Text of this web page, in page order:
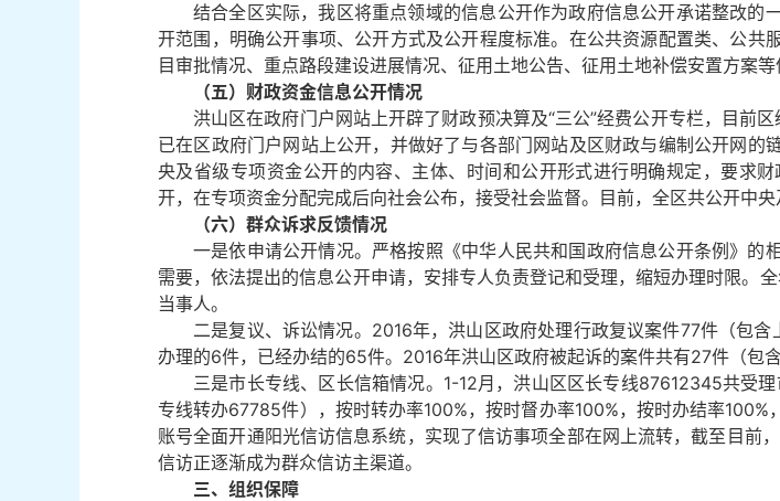
结合全区实际，我区将重点领域的信息公开作为政府信息公开承诺整改
开范围，明确公开事项、公开方式及公开程度标准。在公共资源配置类、公
目审批情况、重点路段建设进展情况、征用土地公告、征用土地补偿安置方案等
（五）财政资金信息公开情况
洪山区在政府门户网站上开辟了财政预决算及“三公”经费公开专栏，目前
已在区政府门户网站上公开，并做好了与各部门网站及区财政与编制公开网
央及省级专项资金公开的内容、主体、时间和公开形式进行明确规定，要求
开，在专项资金分配完成后向社会公布，接受社会监督。目前，全区共公开中
（六）群众诉求反馈情况
一是依申请公开情况。严格按照《中华人民共和国政府信息公开条例》
需要，依法提出的信息公开申请，安排专人负责登记和受理，缩短办理时限。
当事人。
二是复议、诉讼情况。2016年，洪山区政府处理行政复议案件77件（包
办理的6件，已经办结的65件。2016年洪山区政府被起诉的案件共有27件（包
三是市长专线、区长信箱情况。1-12月，洪山区区长专线87612345共受
专线转办67785件），按时转办率100%，按时督办率100%，按时办结率
账号全面开通阳光信访信息系统，实现了信访事项全部在网上流转，截至目
信访正逐渐成为群众信访主渠道。
三、组织保障